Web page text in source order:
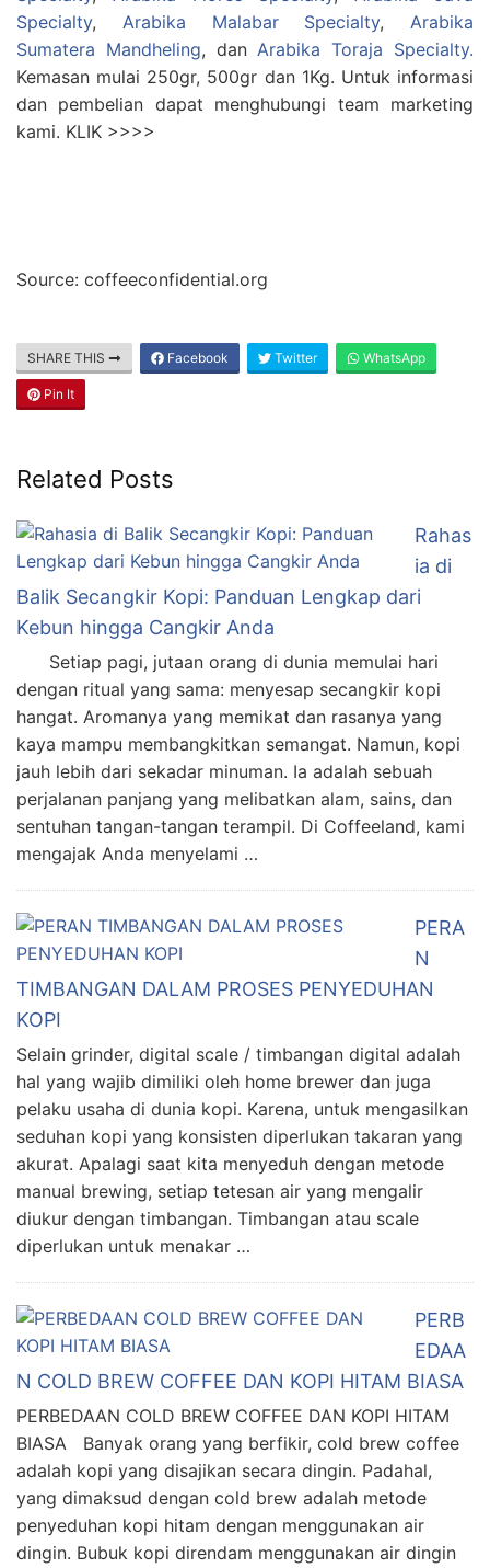
Specialty, Arabika Malabar Specialty, Arabika
Sumatera Mandheling, danArabika Toraja Specialty.
Kemasan mulai 250gr, 500gr dan 1Kg. Untuk informasi
dan pembelian dapat menghubungi team marketing
kami. KLIK >>>>
Source: coffeeconfidential.org
SHARE THIS Facebook Twitter WhatsApp
Pin It
Related Posts
Rahas
ia di
Balik Secangkir Kopi: Panduan Lengkap dari
Kebun hingga Cangkir Anda
Setiap pagi, jutaan orang di dunia memulai hari
dengan ritual yang sama: menyesap secangkir kopi
hangat. Aromanya yang memikat dan rasanya yang
kaya mampu membangkitkan semangat. Namun, kopi
jauh lebih dari sekadar minuman. Ia adalah sebuah
perjalanan panjang yang melibatkan alam, sains, dan
sentuhan tangan-tangan terampil. Di Coffeeland, kami
mengajak Anda menyelami …
PERA
N
TIMBANGAN DALAM PROSES PENYEDUHAN
KOPI
Selain grinder, digital scale / timbangan digital adalah
hal yang wajib dimiliki oleh home brewer dan juga
pelaku usaha di dunia kopi. Karena, untuk mengasilkan
seduhan kopi yang konsisten diperlukan takaran yang
akurat. Apalagi saat kita menyeduh dengan metode
manual brewing, setiap tetesan air yang mengalir
diukur dengan timbangan. Timbangan atau scale
diperlukan untuk menakar …
PERB
EDAA
N COLD BREW COFFEE DAN KOPI HITAM BIASA
PERBEDAAN COLD BREW COFFEE DAN KOPI HITAM
BIASA Banyak orang yang berfikir, cold brew coffee
adalah kopi yang disajikan secara dingin. Padahal,
yang dimaksud dengan cold brew adalah metode
penyeduhan kopi hitam dengan menggunakan air
dingin. Bubuk kopi direndam menggunakan air dingin